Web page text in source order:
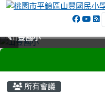
山豐國小
山豐國小
山豐國小
山豐國小
所有會議